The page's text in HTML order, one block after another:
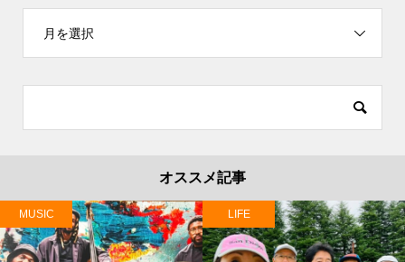
月を選択
オススメ記事
MUSIC LIFE